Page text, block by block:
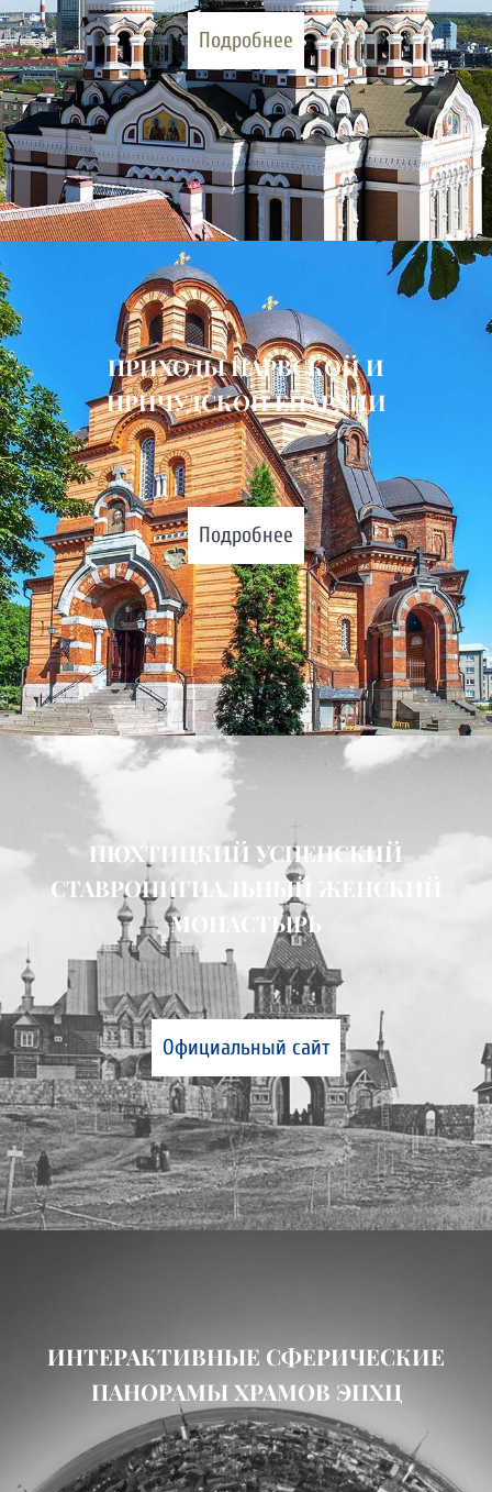
Подробнее
ПРИХОДЫ НАРВСКОЙ И
ПРИЧУДСКОЙ ЕПАРХИИ
Подробнее
ПЮХТИЦКИЙ УСПЕНСКИЙ
СТАВРОПИГИАЛЬНЫЙ ЖЕНСКИЙ
МОНАСТЫРЬ
Официальный сайт
ИНТЕРАКТИВНЫЕ СФЕРИЧЕСКИЕ
ПАНОРАМЫ ХРАМОВ ЭПХЦ